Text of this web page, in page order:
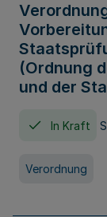
(Ordnung
und der
In Kraft
Verordnung